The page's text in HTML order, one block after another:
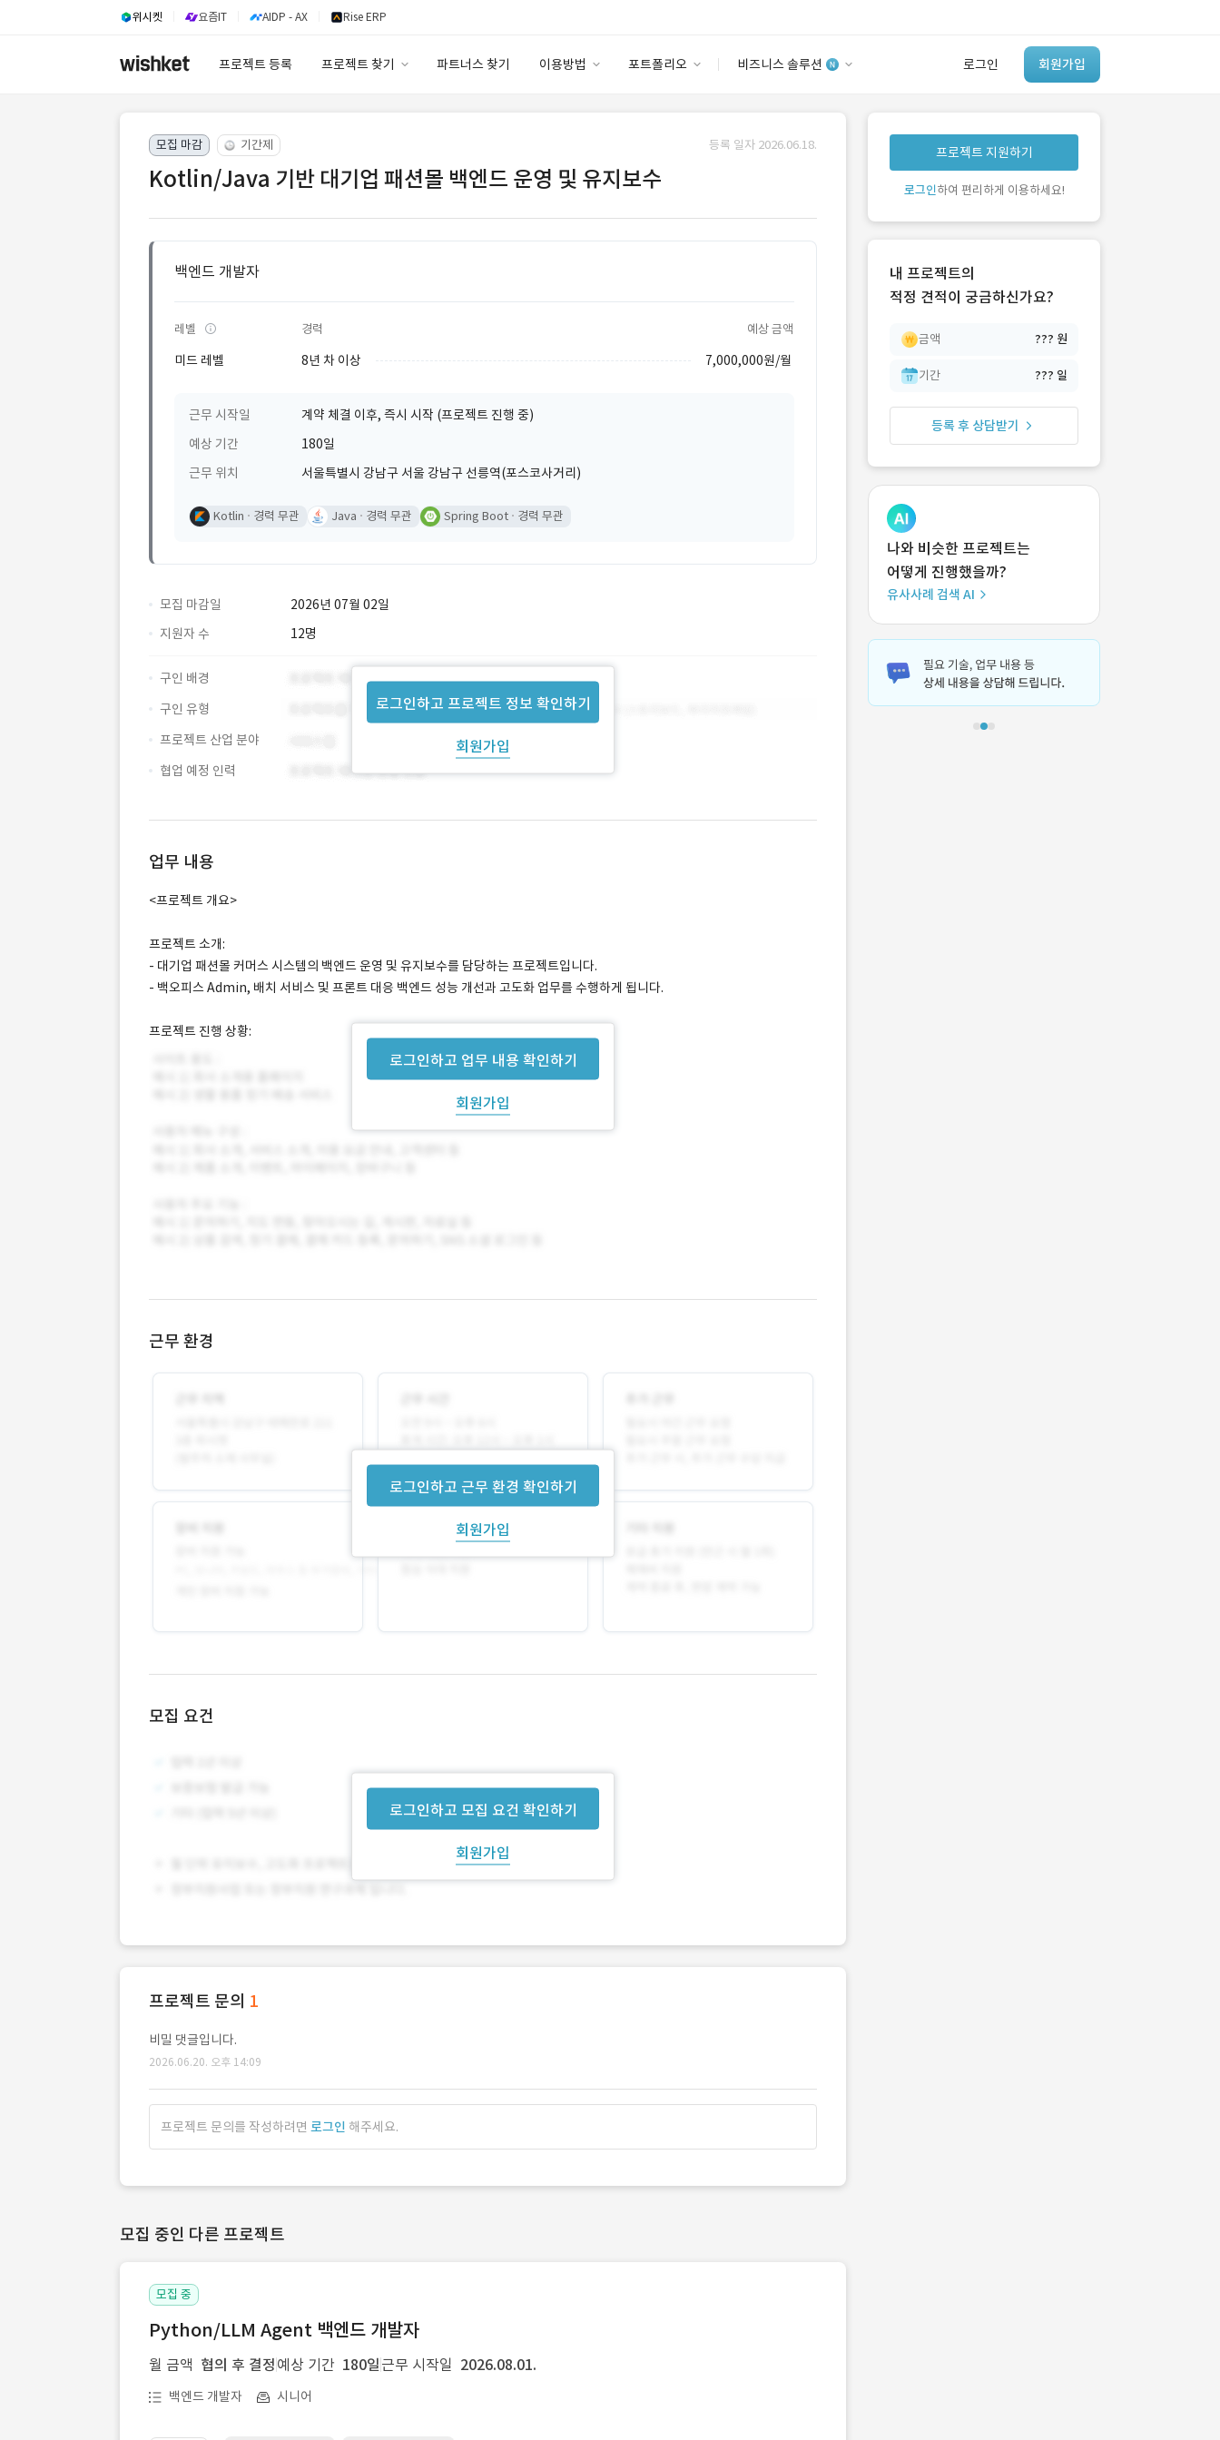
위시켓 요즘IT AIDP - AX Rise ERP
프로젝트 등록 프로젝트 찾기 파트너스 찾기 이용방법 포트폴리오 비즈니스 솔루션 로그인 회원가입
이용요금
고객센터
안심 코드 케어
유사사례 검색 AI
‘이런 거’ 만들어본
개발 회사 있어?
모집 마감 기간제 등록 일자 2026.06.18.
Kotlin/Java 기반 대기업 패션몰 백엔드 운영 및 유지보수
백엔드 개발자
레벨 경력 예상 금액
미드 레벨 8년 차 이상 7,000,000원/월
근무 시작일
계약 체결 이후, 즉시 시작 (프로젝트 진행 중)
예상 기간
180일
근무 위치
서울특별시 강남구 서울 강남구 선릉역(포스코사거리)
Kotlin 경력 무관 Java 경력 무관 Spring Boot 경력 무관
모집 마감일
2026년 07월 02일
지원자 수
12명
로그인하고 프로젝트 정보 확인하기
회원가입
구인 배경
구인 유형
프로젝트 산업 분야
협업 예정 인력
업무 내용
로그인하고 업무 내용 확인하기
회원가입
<프로젝트 개요>
프로젝트 소개:
- 대기업 패션몰 커머스 시스템의 백엔드 운영 및 유지보수를 담당하는 프로젝트입니다.
- 백오피스 Admin, 배치 서비스 및 프론트 대응 백엔드 성능 개선과 고도화 업무를 수행하게 됩니다.
프로젝트 진행 상황:
근무 환경
로그인하고 근무 환경 확인하기
회원가입
모집 요건
로그인하고 모집 요건 확인하기
회원가입
프로젝트 문의 1
비밀 댓글입니다.
2026.06.20. 오후 14:09
프로젝트 문의를 작성하려면 로그인 해주세요.
모집 중인 다른 프로젝트
모집 중
Python/LLM Agent 백엔드 개발자
월 금액 협의 후 결정 예상 기간 180일 근무 시작일 2026.08.01.
백엔드 개발자 시니어
프로젝트 지원하기
로그인하여 편리하게 이용하세요!
내 프로젝트의
적정 견적이 궁금하신가요?
금액 ??? 원
기간 ??? 일
등록 후 상담받기
나와 비슷한 프로젝트는
어떻게 진행했을까?
유사사례 검색 AI